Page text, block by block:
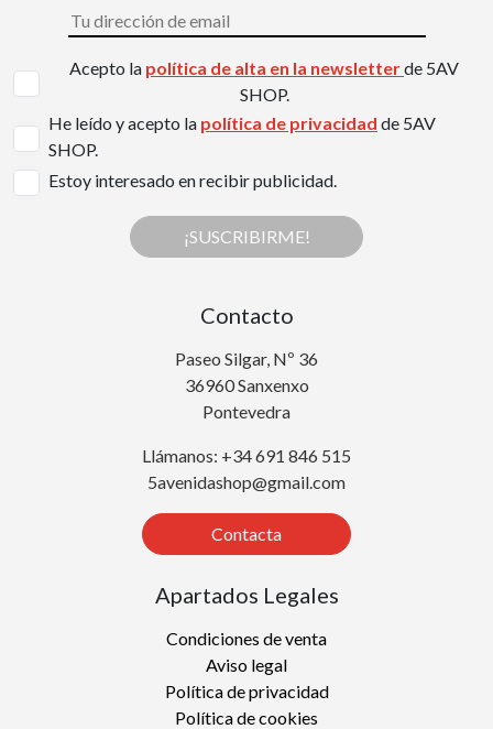
Acepto la política de alta en la newsletterde 5AV
SHOP.
He leído y acepto la política de privacidad de 5AV
SHOP.
Estoy interesado en recibir publicidad.
¡SUSCRIBIRME!
Contacto
Paseo Silgar, Nº 36
36960 Sanxenxo
Pontevedra
Llámanos: +34 691 846 515
5avenidashop@gmail.com
Contacta
Apartados Legales
Condiciones de venta
Aviso legal
Política de privacidad
Política de cookies